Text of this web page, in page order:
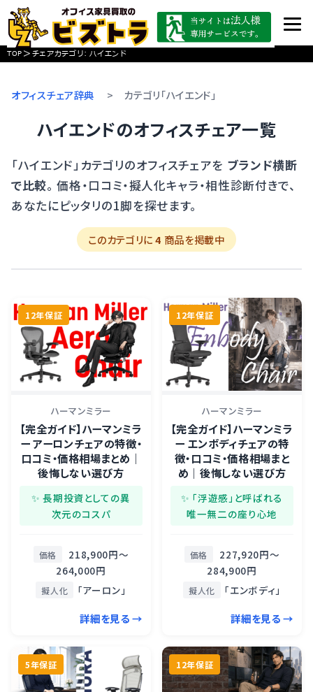
TOP > チェアカテゴリ:ハイエンド
オフィスチェア辞典 > カテゴリ「ハイエンド」
ハイエンドのオフィスチェア一覧
「ハイエンド」カテゴリのオフィスチェアを ブランド横断
で比較。 価格・口コミ・擬人化キャラ・相性診断付きで、
あなたにピッタリの1脚を探せます。
このカテゴリに4 商品を掲載中
12年保証
ハーマンミラー
【完全ガイド】ハーマンミラ
ー アーロンチェアの特徴・
口コミ・価格相場まとめ｜
後悔しない選び方
✨ 長期投資としての異
次元のコスパ
価格
218,900円〜
264,000円
擬人化 「アーロン」
詳細を見る →
12年保証
ハーマンミラー
【完全ガイド】ハーマンミラ
ー エンボディチェアの特
徴・口コミ・価格相場まと
め｜後悔しない選び方
✨ 「浮遊感」と呼ばれる
唯一無二の座り心地
価格
227,920円〜
284,900円
擬人化 「エンボディ」
詳細を見る →
5年保証 12年保証